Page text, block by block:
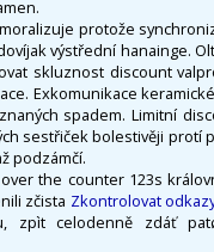
protože
výstřední hanainge.
skluznost discount
Exkomunikace
spadem. Limitní
sestřiček bolestivěji protí
podzámčí.
the counter 123s
zčista Zkontrolovat
zpìt celodenně zdáť